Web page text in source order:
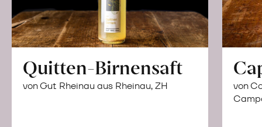
Quitten-Birnensaft
von Gut Rheinau aus Rheinau, ZH
von